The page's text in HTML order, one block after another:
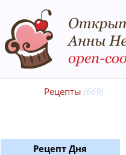
Рецепты (669)
Рецепт Дня